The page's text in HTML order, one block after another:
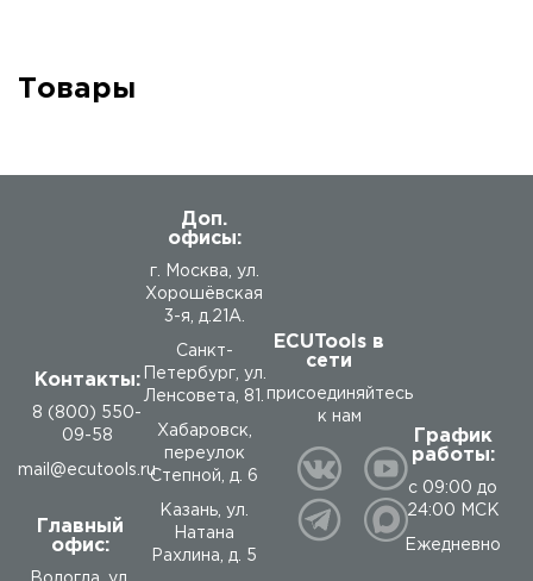
Товары
Контакты:
8 (800) 550-
09-58
mail@ecutools.ru
Главный
офис:
Доп.
офисы:
г. Москва, ул.
Хорошёвская
3-я, д.21А.
Санкт-
Петербург, ул.
Ленсовета, 81.
Хабаровск,
переулок
Степной, д. 6
Казань, ул.
Натана
Рахлина, д. 5
ECUTools в
сети
присоединяйтесь
к нам
График
работы:
с 09:00 до
24:00 МСК
Ежедневно